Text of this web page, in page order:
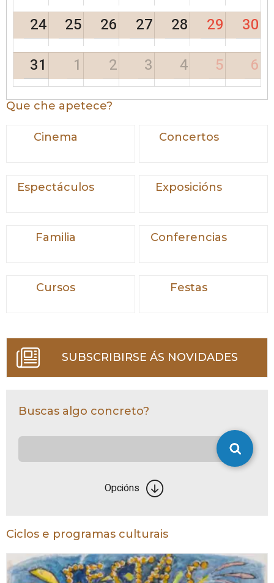
24
25 26 27 28 29
30
31
1 2 3 4 5 6
Que che apetece?
Cinema Concertos
Espectáculos Exposicións
Familia Conferencias
Cursos Festas
SUBSCRIBIRSE ÁS NOVIDADES
Buscas algo concreto?
Opcións
Ciclos e programas culturais